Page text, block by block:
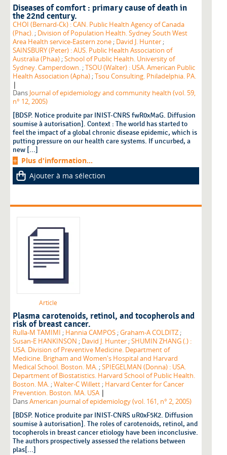
Diseases of comfort : primary cause of death in
the 22nd century.
CHOI (Bernard-Ck) : CAN. Public Health Agency of Canada
(Phac). ; Division of Population Health. Sydney South West
Area Health service-Eastern zone ; David J. Hunter ;
SAINSBURY (Peter) : AUS. Public Health Association of
Australia (Phaa) ;School of Public Health. University of
Sydney. Camperdown. ;TSOU (Walter) : USA. American Public
Health Association (Apha) ;Tsou Consulting. Philadelphia. PA.
|
Dans Journal of epidemiology and community health (vol. 59,
n° 12, 2005)
[BDSP. Notice produite par INIST-CNRS fwR0xMaG. Diffusion
soumise à autorisation]. Context : The world has started to
feel the impact of a global chronic disease epidemic, which is
putting pressure on our health care systems. If uncurbed, a
new [...]
Plus d'information...
Ajouter à ma sélection
Article
Plasma carotenoids, retinol, and tocopherols and
risk of breast cancer.
Rulla-M TAMIMI ; Hannia CAMPOS ;Graham-A COLDITZ ;
Susan-E HANKINSON ; David J. Hunter ;SHUMIN ZHANG (.) :
USA. Division of Preventive Medicine. Department of
Medicine. Brigham and Women's Hospital and Harvard
Medical School. Boston. MA. ;SPIEGELMAN (Donna) : USA.
Department of Biostatistics. Harvard School of Public Health.
Boston. MA. ;Walter-C Willett ; Harvard Center for Cancer
Prevention. Boston. MA. USA |
DansAmerican journal of epidemiology (vol. 161, n° 2, 2005)
[BDSP. Notice produite par INIST-CNRS uR0xF5K2. Diffusion
soumise à autorisation]. The roles of carotenoids, retinol, and
tocopherols in breast cancer etiology have been inconclusive.
The authors prospectively assessed the relations between
plas[...]